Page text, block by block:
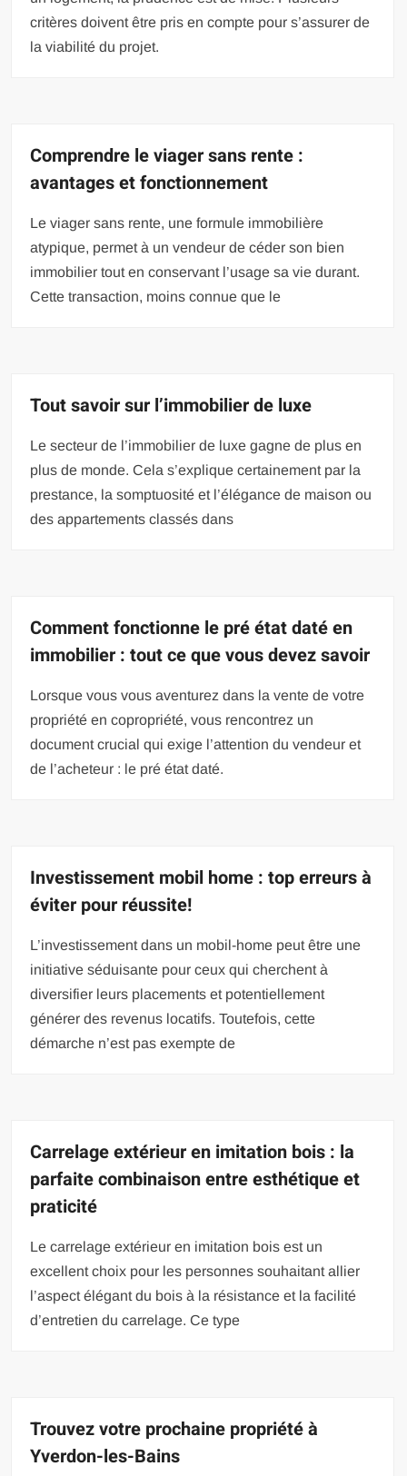
critères doivent être pris en compte pour s’assurer de
la viabilité du projet.
Comprendre le viager sans rente :
avantages et fonctionnement
Le viager sans rente, une formule immobilière
atypique, permet à un vendeur de céder son bien
immobilier tout en conservant l’usage sa vie durant.
Cette transaction, moins connue que le
Tout savoir sur l’immobilier de luxe
Le secteur de l’immobilier de luxe gagne de plus en
plus de monde. Cela s’explique certainement par la
prestance, la somptuosité et l’élégance de maison ou
des appartements classés dans
Comment fonctionne le pré état daté en
immobilier : tout ce que vous devez savoir
Lorsque vous vous aventurez dans la vente de votre
propriété en copropriété, vous rencontrez un
document crucial qui exige l’attention du vendeur et
de l’acheteur : le pré état daté.
Investissement mobil home : top erreurs à
éviter pour réussite!
L’investissement dans un mobil-home peut être une
initiative séduisante pour ceux qui cherchent à
diversifier leurs placements et potentiellement
générer des revenus locatifs. Toutefois, cette
démarche n’est pas exempte de
Carrelage extérieur en imitation bois : la
parfaite combinaison entre esthétique et
praticité
Le carrelage extérieur en imitation bois est un
excellent choix pour les personnes souhaitant allier
l’aspect élégant du bois à la résistance et la facilité
d’entretien du carrelage. Ce type
Trouvez votre prochaine propriété à
Yverdon-les-Bains